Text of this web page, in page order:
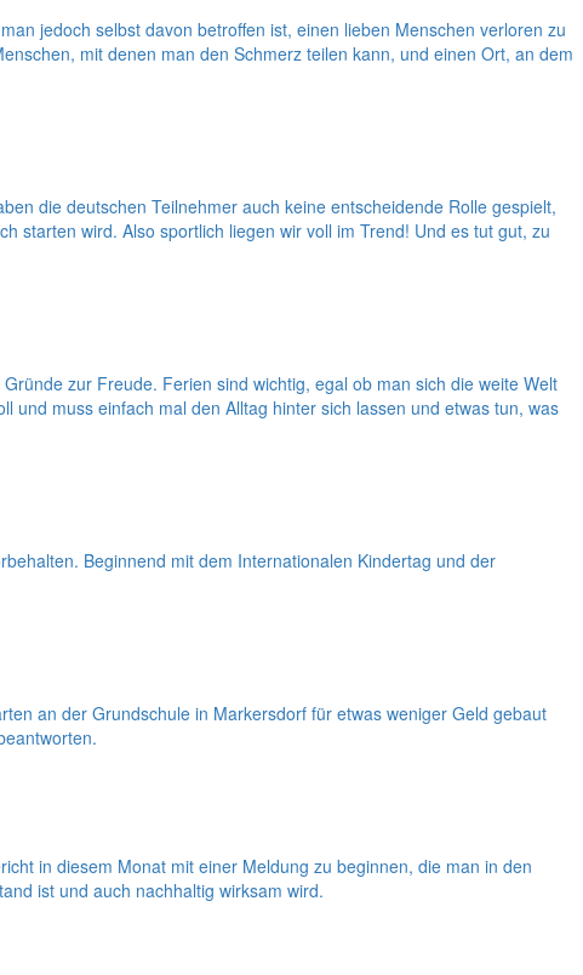
jedoch selbst davon betroffen ist, einen lieben Menschen verloren zu
mit denen man den Schmerz teilen kann, und einen Ort, an dem
die deutschen Teilnehmer auch keine entscheidende Rolle gespielt,
starten wird. Also sportlich liegen wir voll im Trend! Und es tut gut, zu
zur Freude. Ferien sind wichtig, egal ob man sich die weite Welt
muss einfach mal den Alltag hinter sich lassen und etwas tun, was
Beginnend mit dem Internationalen Kindertag und der
an der Grundschule in Markersdorf für etwas weniger Geld gebaut
in diesem Monat mit einer Meldung zu beginnen, die man in den
ist und auch nachhaltig wirksam wird.